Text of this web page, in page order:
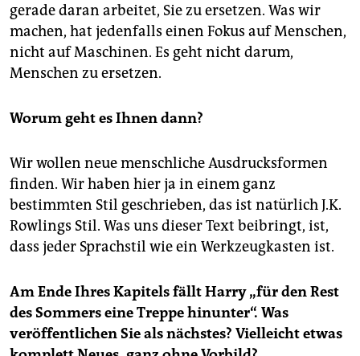
gerade daran arbeitet, Sie zu ersetzen. Was wir
machen, hat jedenfalls einen Fokus auf Menschen,
nicht auf Maschinen. Es geht nicht darum,
Menschen zu ersetzen.
Worum geht es Ihnen dann?
Wir wollen neue menschliche Ausdrucksformen
finden. Wir haben hier ja in einem ganz
bestimmten Stil geschrieben, das ist natürlich J.K.
Rowlings Stil. Was uns dieser Text beibringt, ist,
dass jeder Sprachstil wie ein Werkzeugkasten ist.
Am Ende Ihres Kapitels fällt Harry „für den Rest
des Sommers eine Treppe hinunter“. Was
veröffentlichen Sie als nächstes? Vielleicht etwas